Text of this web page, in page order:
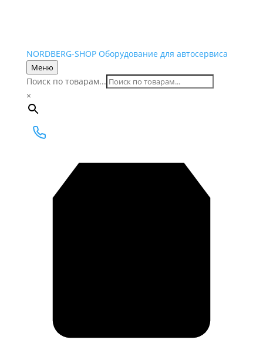
NORDBERG-SHOP Оборудование для автосервиса
Меню
Поиск по товарам...
×